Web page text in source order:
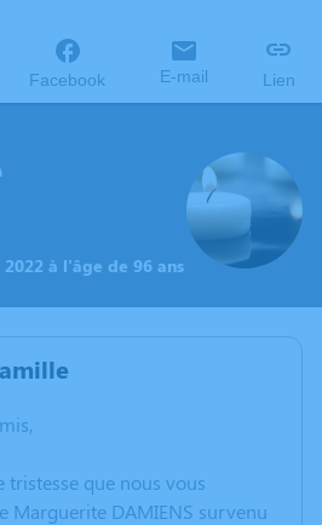
Facebook E-mail Lien
à l'âge de 96 ans
tristesse que nous vous
Marguerite DAMIENS survenu